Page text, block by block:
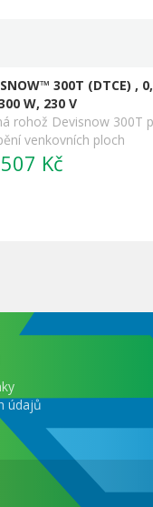
300T (DTCE) ,
W, 230 V
rohož Devisnow 300T
venkovních ploch
Kč
údajů